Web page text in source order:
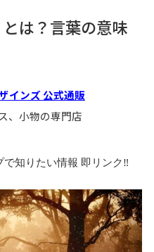
は？言葉の意味
インズ 公式通販
、小物の専門店
で知りたい情報 即リンク‼